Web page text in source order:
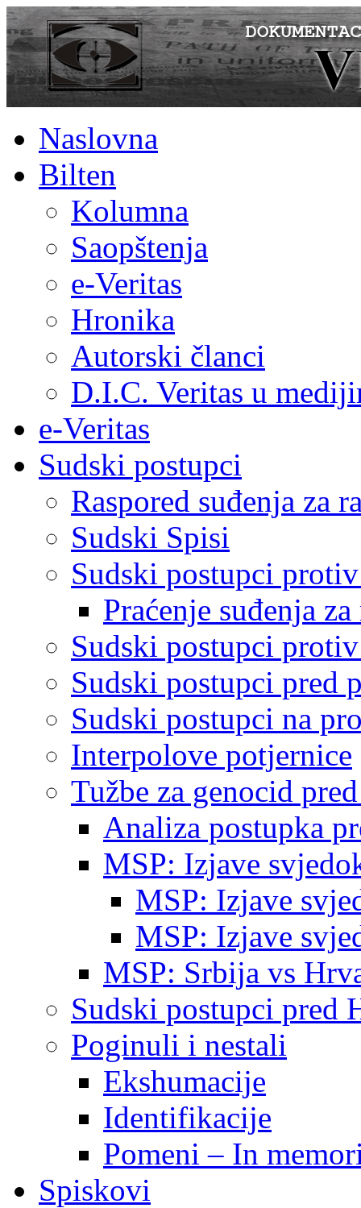
Naslovna
Bilten
Kolumna
Saopštenja
e-Veritas
Hronika
Autorski članci
D.I.C. Veritas u
e-Veritas
Sudski postupci
Raspored suđenja za
Sudski Spisi
Sudski postupci
Praćenje suđenja
Sudski postupci
Sudski postupci pred
Sudski postupci na
Interpolove potjernice
Tužbe za genocid
Analiza postupka
MSP: Izjave
MSP: Izjave
MSP: Izjave
MSP: Srbija vs
Sudski postupci pred
Poginuli i nestali
Ekshumacije
Identifikacije
Pomeni – In
Spiskovi